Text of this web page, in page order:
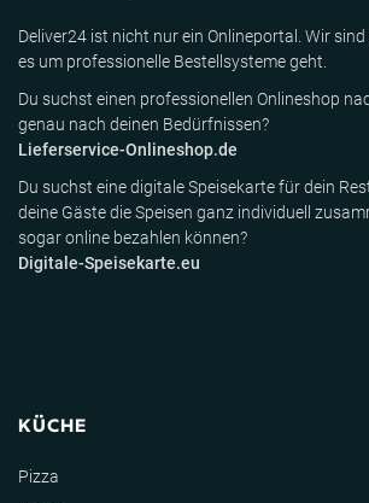
Deliver24 ist nicht nur ein Onlineportal. Wir
es um professionelle Bestellsysteme geht.
Du suchst einen professionellen Onlineshop
genau nach deinen Bedürfnissen?
Lieferservice-Onlineshop.de
Du suchst eine digitale Speisekarte für dein
deine Gäste die Speisen ganz individuell
sogar online bezahlen können?
Digitale-Speisekarte.eu
KÜCHE
Pizza